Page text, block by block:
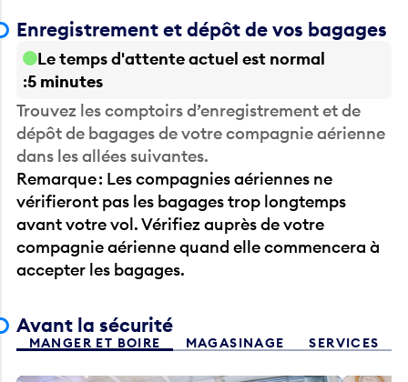
Enregistrement et dépôt de vos bagages
Le temps d'attente actuel est normal
5 minutes
Trouvez les comptoirs d’enregistrement et de
dépôt de bagages de votre compagnie aérienne
dans les allées suivantes.
Remarque : Les compagnies aériennes ne
vérifieront pas les bagages trop longtemps
avant votre vol. Vérifiez auprès de votre
compagnie aérienne quand elle commencera à
accepter les bagages.
Avant la sécurité
MANGER ET BOIRE MAGASINAGE SERVICES